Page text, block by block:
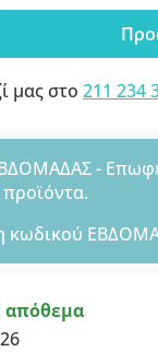
μας στο 211 234
-
κωδικού
απόθεμα